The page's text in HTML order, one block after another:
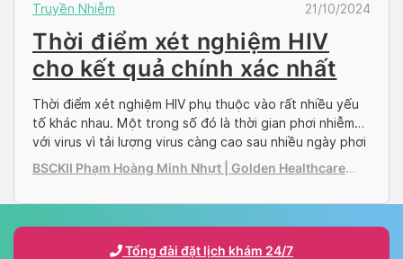
Truyền Nhiễm 21/10/2024
Thời điểm xét nghiệm HIV
cho kết quả chính xác nhất
Thời điểm xét nghiệm HIV phụ thuộc vào rất nhiều yếu
tố khác nhau. Một trong số đó là thời gian phơi nhiễm
với virus vì tải lượng virus càng cao sau nhiều ngày phơi
nhiễm càng cho ra kết quả chính xác. Tuy nhiên, xét
một cách tổng quan hơn theo khía cạnh khoa […]
BSCKII Phạm Hoàng Minh Nhựt | Golden Healthcare
Tổng đài đặt lịch khám 24/7